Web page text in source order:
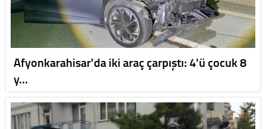
Afyonkarahisar'da iki araç çarpıştı: 4'ü çocuk 8
y…